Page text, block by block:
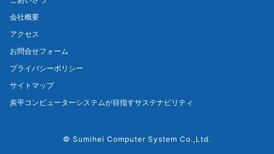
会社概要
アクセス
お問合せフォーム
プライバシーポリシー
サイトマップ
炭平コンピューターシステムが目指すサステナビリティ
© Sumihei Computer System Co.,Ltd.